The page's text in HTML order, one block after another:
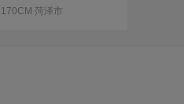
菏泽市